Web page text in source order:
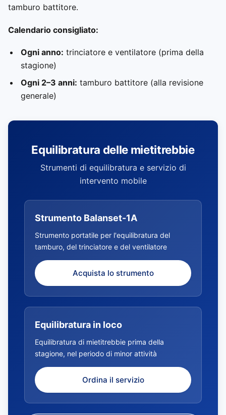
tamburo battitore.
Calendario consigliato:
Ogni anno: trinciatore e ventilatore (prima della
stagione)
Ogni 2–3 anni: tamburo battitore (alla revisione
generale)
Equilibratura delle mietitrebbie
Strumenti di equilibratura e servizio di
intervento mobile
Strumento Balanset-1A
Strumento portatile per l'equilibratura del
tamburo, del trinciatore e del ventilatore
Acquista lo strumento
Equilibratura in loco
Equilibratura di mietitrebbie prima della
stagione, nel periodo di minor attività
Ordina il servizio